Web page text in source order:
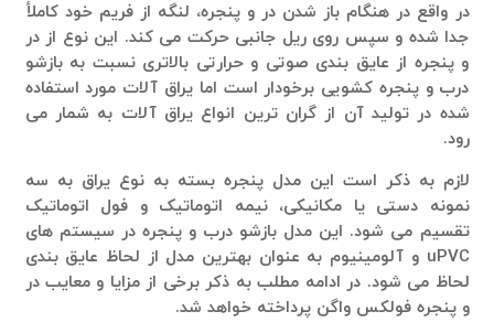
در واقع در هنگام باز شدن در و پنجره، لنگه از فریم خود کاملأ
جدا شده و سپس روی ریل جانبی حرکت می کند. این نوع از در
و پنجره از عایق بندی صوتی و حرارتی بالاتری نسبت به بازشو
درب و پنجره کشویی برخودار است اما یراق آلات مورد استفاده
شده در تولید آن از گران ترین انواع یراق آلات به شمار می
رود.
لازم به ذکر است این مدل پنجره بسته به نوع یراق به سه
نمونه دستی یا مکانیکی، نیمه اتوماتیک و فول اتوماتیک
تقسیم می شود. این مدل بازشو درب و پنجره در سیستم های
uPVC و آلومینیوم به عنوان بهترین مدل از لحاظ عایق بندی
لحاظ می شود. در ادامه مطلب به ذکر برخی از مزایا و معایب در
و پنجره فولکس واگن پرداخته خواهد شد.